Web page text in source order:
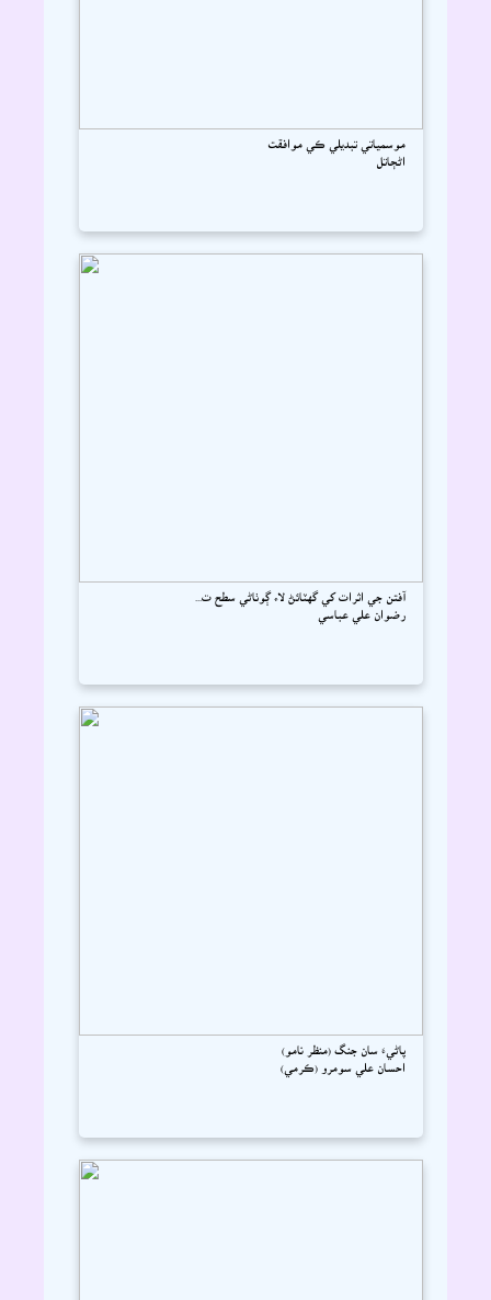
موسمياتي تبديلي ڪي موافقت
اڻڄاتل
آفتن جي اثرات کي گهٽائڻ لاء ڳوٺاڻي سطح ت...
رضوان علي عباسي
پاڻيءَ سان جنگ (منظر نامو)
احسان علي سومرو (ڪرمي)